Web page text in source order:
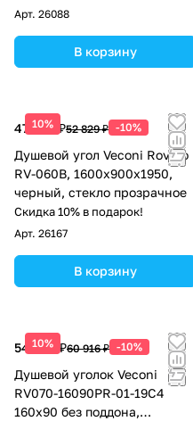
Арт. 26088
В корзину
10%
47 546 ₽52 829 ₽ -10%
Душевой угол Veconi Rovigo
RV-060B, 1600х900х1950,
черный, стекло прозрачное
Скидка 10% в подарок!
Арт. 26167
В корзину
10%
54 824 ₽60 916 ₽ -10%
Душевой уголок Veconi
RV070-16090PR-01-19C4
160х90 без поддона,